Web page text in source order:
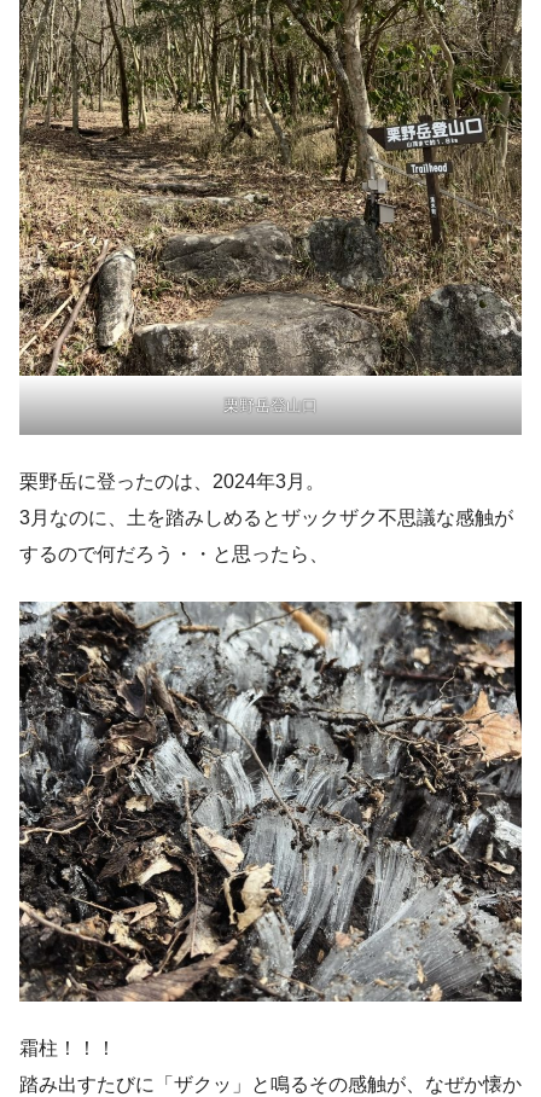
栗野岳登山口
栗野岳に登ったのは、2024年3月。
3月なのに、土を踏みしめるとザックザク不思議な感触が
するので何だろう・・と思ったら、
霜柱！！！
踏み出すたびに「ザクッ」と鳴るその感触が、なぜか懐か